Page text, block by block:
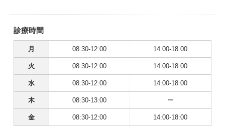
診療時間
月 08:30-12:00 14:00-18:00
火 08:30-12:00 14:00-18:00
水 08:30-12:00 14:00-18:00
木 08:30-13:00 ー
金 08:30-12:00 14:00-18:00